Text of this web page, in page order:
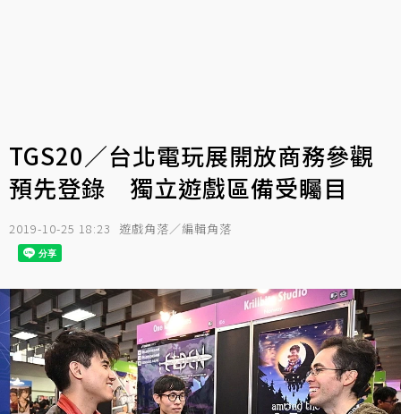
TGS20／台北電玩展開放商務參觀
預先登錄 獨立遊戲區備受矚目
2019-10-25 18:23 遊戲角落／編輯角落